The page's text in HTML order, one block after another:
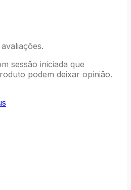
sessão iniciada que
podem deixar opinião.